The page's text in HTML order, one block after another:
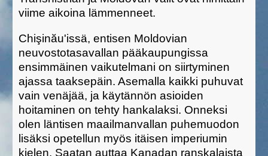
viime aikoina lämmenneet.
Chişinău'issä, entisen Moldovian
neuvostotasavallan pääkaupungissa
ensimmäinen vaikutelmani on siirtyminen
ajassa taaksepäin. Asemalla kaikki puhuvat
vain venäjää, ja käytännön asioiden
hoitaminen on tehty hankalaksi. Onneksi
olen läntisen maailmanvallan puhemuodon
lisäksi opetellun myös itäisen imperiumin
kielen. Saatan auttaa Kanadan ranskalaista